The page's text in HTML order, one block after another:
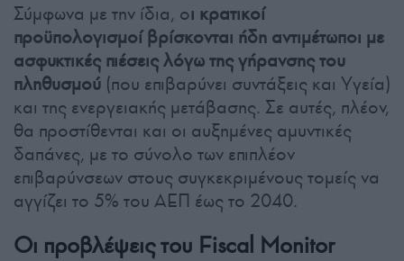
Σύμφωνα με την ίδια, οι κρατικοί
προϋπολογισμοί βρίσκονται ήδη αντιμέτωποι με
ασφυκτικές πιέσεις λόγω της γήρανσης του
πληθυσμού (που επιβαρύνει συντάξεις και Υγεία)
και της ενεργειακής μετάβασης. Σε αυτές, πλέον,
θα προστίθενται και οι αυξημένες αμυντικές
δαπάνες, με το σύνολο των επιπλέον
επιβαρύνσεων στους συγκεκριμένους τομείς να
αγγίζει το 5% του ΑΕΠ έως το 2040.
Οι προβλέψεις του Fiscal Monitor